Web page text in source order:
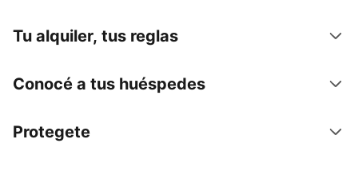
Tu alquiler, tus reglas
Conocé a tus huéspedes
Protegete